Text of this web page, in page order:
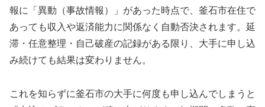
報に「異動（事故情報）」があった時点で、釜石市在住で
あっても収入や返済能力に関係なく自動否決されます。延
滞・任意整理・自己破産の記録がある限り、大手に申し込
み続けても結果は変わりません。
これを知らずに釜石市の大手に何度も申し込んでしまうと